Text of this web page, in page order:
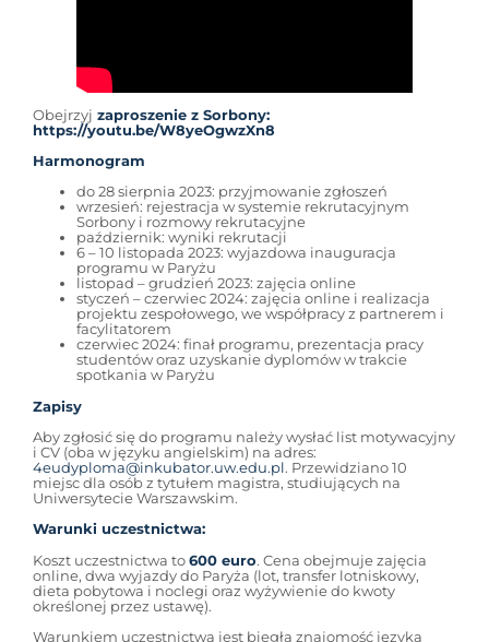
Obejrzyj zaproszenie z Sorbony:
https://youtu.be/W8yeOgwzXn8
Harmonogram
do 28 sierpnia 2023: przyjmowanie zgłoszeń
wrzesień: rejestracja w systemie rekrutacyjnym
Sorbony i rozmowy rekrutacyjne
październik: wyniki rekrutacji
6 – 10 listopada 2023: wyjazdowa inauguracja
programu w Paryżu
listopad – grudzień 2023: zajęcia online
styczeń – czerwiec 2024: zajęcia online i realizacja
projektu zespołowego, we współpracy z partnerem i
facylitatorem
czerwiec 2024: finał programu, prezentacja pracy
studentów oraz uzyskanie dyplomów w trakcie
spotkania w Paryżu
Zapisy
Aby zgłosić się do programu należy wysłać list motywacyjny
i CV (oba w języku angielskim) na adres:
4eudyploma@inkubator.uw.edu.pl. Przewidziano 10
miejsc dla osób z tytułem magistra, studiujących na
Uniwersytecie Warszawskim.
Warunki uczestnictwa:
Koszt uczestnictwa to 600 euro. Cena obejmuje zajęcia
online, dwa wyjazdy do Paryża (lot, transfer lotniskowy,
dieta pobytowa i noclegi oraz wyżywienie do kwoty
określonej przez ustawę).
Warunkiem uczestnictwa jest biegła znajomość języka